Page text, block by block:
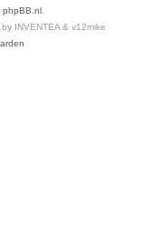
phpBB.nl
INVENTEA & v12mike